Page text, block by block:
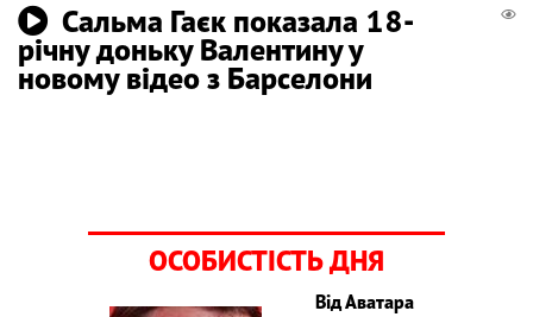
Сальма Гаєк показала 18-
річну доньку Валентину у
новому відео з Барселони
ОСОБИСТІСТЬ ДНЯ
Від Аватара